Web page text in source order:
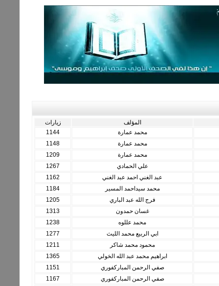
المؤلف
زيارات
محمد عمارة
1144
محمد عمارة
1148
محمد عمارة
1209
علي الحمادي
1267
عبد الغني احمد عبد الغني
1162
محمد سيداحمد المسير
1184
فرج الله عبد الباري
1205
غسان حمدون
1313
محمد عللوه
1238
ابي الربيع محمد الليث
1277
محمود محمد شاكر
1211
ابراهيم محمد عبد الله الخولي
1365
صفي الرحمن المباركفوري
1151
صفي الرحمن المباركفوري
1167